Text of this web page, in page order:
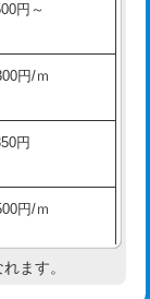
円～
円/ｍ
円
円/ｍ
調査
ます。